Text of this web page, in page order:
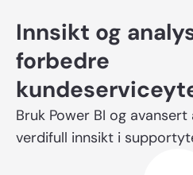
Innsikt og
forbedre
Bruk Power BI og
verdifull innsikt i
Telefonnummer